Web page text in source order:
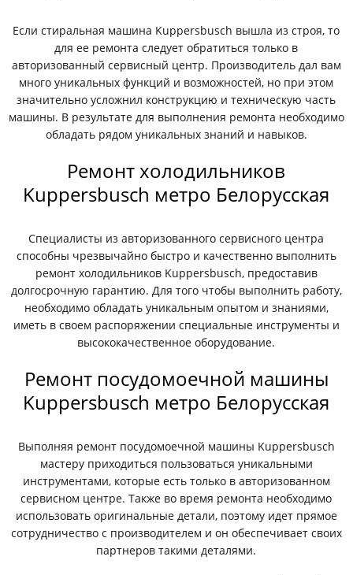
Если стиральная машина Kuppersbusch вышла из строя, то
для ее ремонта следует обратиться только в
авторизованный сервисный центр. Производитель дал вам
много уникальных функций и возможностей, но при этом
значительно усложнил конструкцию и техническую часть
машины. В результате для выполнения ремонта необходимо
обладать рядом уникальных знаний и навыков.
Ремонт холодильников
Kuppersbusch метро Белорусская
Специалисты из авторизованного сервисного центра
способны чрезвычайно быстро и качественно выполнить
ремонт холодильников Kuppersbusch, предоставив
долгосрочную гарантию. Для того чтобы выполнить работу,
необходимо обладать уникальным опытом и знаниями,
иметь в своем распоряжении специальные инструменты и
высококачественное оборудование.
Ремонт посудомоечной машины
Kuppersbusch метро Белорусская
Выполняя ремонт посудомоечной машины Kuppersbusch
мастеру приходиться пользоваться уникальными
инструментами, которые есть только в авторизованном
сервисном центре. Также во время ремонта необходимо
использовать оригинальные детали, поэтому идет прямое
сотрудничество с производителем и он обеспечивает своих
партнеров такими деталями.